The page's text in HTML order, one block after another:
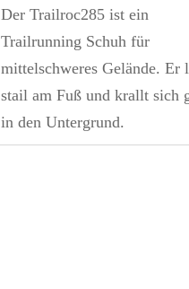
Der Trailroc285 ist ein
Trailrunning Schuh für
mittelschweres Gelände. Er
stail am Fuß und krallt sich
in den Untergrund.